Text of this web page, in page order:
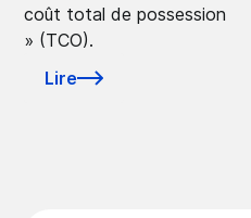
coût total de possession
» (TCO).
Lire